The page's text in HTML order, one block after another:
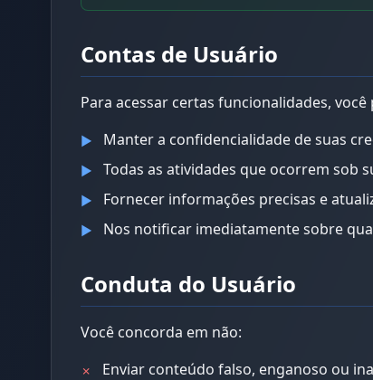
Contas de Usuário
Para acessar certas funcionalidades,
▶ Manter a confidencialidade de suas
▶ Todas as atividades que ocorrem sob
▶ Fornecer informações precisas e
▶ Nos notificar imediatamente sobre
Conduta do Usuário
Você concorda em não:
✗ Enviar conteúdo falso, enganoso ou